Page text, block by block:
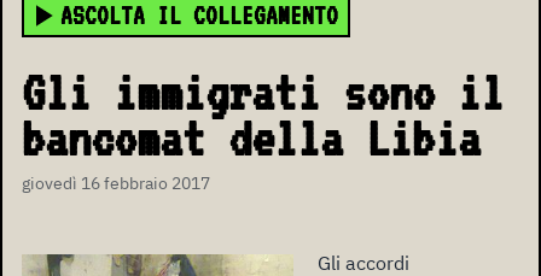
ASCOLTA IL COLLEGAMENTO
Gli immigrati sono il
bancomat della Libia
giovedì 16 febbraio 2017
Gli accordi